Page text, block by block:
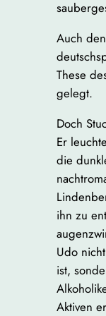
Auch
These
gelegt.
Doch
Er
die
ihn zu
Udo
ist,
Aktiven